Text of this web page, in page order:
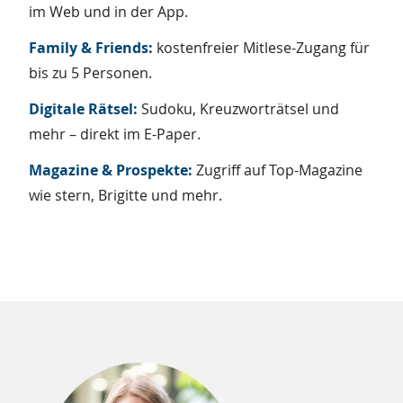
im Web und in der App.
Family & Friends: kostenfreier Mitlese-Zugang für
bis zu 5 Personen.
Digitale Rätsel: Sudoku, Kreuzworträtsel und
mehr – direkt im E-Paper.
Magazine & Prospekte: Zugriff auf Top-Magazine
wie stern, Brigitte und mehr.
Informationen